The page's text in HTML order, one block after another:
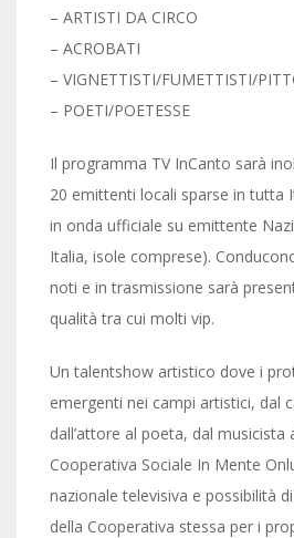
– ARTISTI DA CIRCO
– ACROBATI
– VIGNETTISTI/FUMETTISTI/
– POETI/POETESSE
Il programma TV InCanto sarà
20 emittenti locali sparse in tutta
in onda ufficiale su emittente
Italia, isole comprese).
noti e in trasmissione sarà
qualità tra cui molti vip.
Un talentshow artistico dove i
emergenti nei campi artistici, dal
dall’attore al poeta, dal musicista
Cooperativa Sociale In Mente
nazionale televisiva e possibilità
della Cooperativa stessa per i